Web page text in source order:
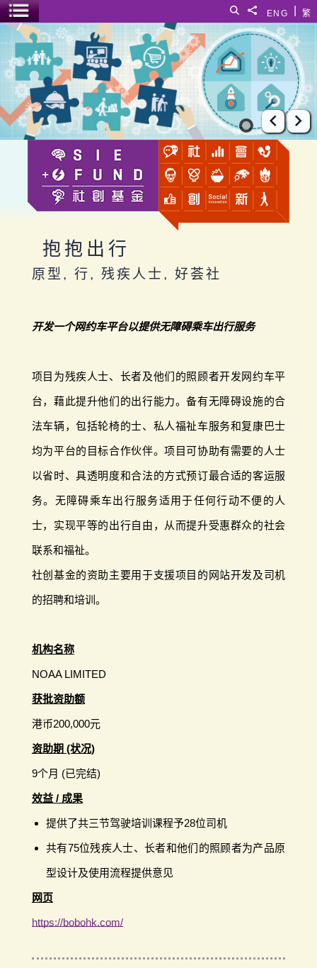
繁
ENG
分享給
搜寻
菜单开关
抱抱出行
上一张
下
抱抱出行
原型, 行, 残疾人士, 好荟社
开发一个网约车平台以提供无障碍乘车出行服务
项目为残疾人士、长者及他们的照顾者开发网约车平
台，藉此提升他们的出行能力。备有无障碍设施的合
法车辆，包括轮椅的士、私人福祉车服务和复康巴士
均为平台的目标合作伙伴。项目可协助有需要的人士
以省时、具透明度和合法的方式预订最合适的客运服
务。无障碍乘车出行服务适用于任何行动不便的人
士，实现平等的出行自由，从而提升受惠群众的社会
联系和福祉。
社创基金的资助主要用于支援项目的网站开发及司机
的招聘和培训。
机构名称
NOAA LIMITED
获批资助额
港币200,000元
资助期 (状况)
9个月 (已完结)
效益 / 成果
提供了共三节驾驶培训课程予28位司机
共有75位残疾人士、长者和他们的照顾者为产品原
型设计及使用流程提供意见
网页
https://bobohk.com/